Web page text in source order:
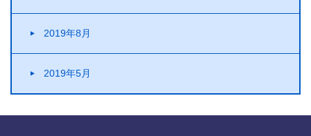
2019年8月
2019年5月